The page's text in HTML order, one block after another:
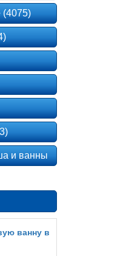
(4075)
и ванны
ванну в